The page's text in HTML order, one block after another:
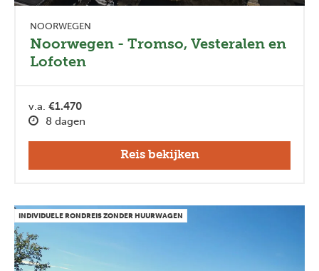
NOORWEGEN
Noorwegen - Tromso, Vesteralen en
Lofoten
v.a. €1.470
8 dagen
Reis bekijken
INDIVIDUELE RONDREIS ZONDER HUURWAGEN